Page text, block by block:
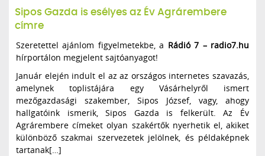
Sipos Gazda is esélyes az Év Agrárembere
címre
Szeretettel ajánlom figyelmetekbe, a Rádió 7 – radio7.hu
hírportálon megjelent sajtóanyagot!
Január elején indult el az az országos internetes szavazás,
amelynek toplistájára egy Vásárhelyről ismert
mezőgazdasági szakember, Sipos József, vagy, ahogy
hallgatóink ismerik, Sipos Gazda is felkerült. Az Év
Agrárembere címeket olyan szakértők nyerhetik el, akiket
különböző szakmai szervezetek jelölnek, és példaképnek
tartanak[…]